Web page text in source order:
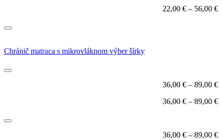
22,00 € – 56,00 €
Chránič matraca s mikrovláknom výber šírky
36,00 € – 89,00 €
36,00 € – 89,00 €
36,00 € – 89,00 €